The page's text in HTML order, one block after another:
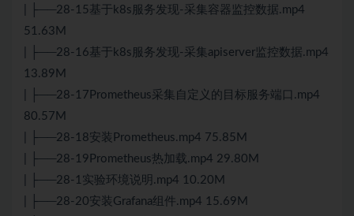
| ├──28-15基于k8s服务发现-采集容器监控数据.mp4
51.63M
| ├──28-16基于k8s服务发现-采集apiserver监控数据.mp4
13.89M
| ├──28-17Prometheus采集自定义的目标服务端口.mp4
80.57M
| ├──28-18安装Prometheus.mp4 75.85M
| ├──28-19Prometheus热加载.mp4 29.80M
| ├──28-1实验环境说明.mp4 10.20M
| ├──28-20安装Grafana组件.mp4 15.69M